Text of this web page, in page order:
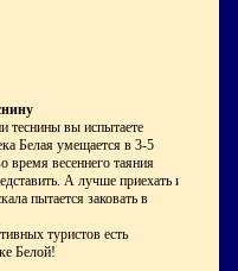
теснины вы испытаете
Белая умещается в 3-5
время весеннего таяния
А лучше приехать и
пытается заковать в
туристов есть
Белой!